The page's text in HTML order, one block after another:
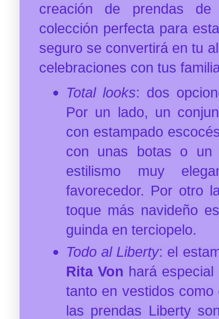
creación de prendas
colección perfecta para
seguro se convertirá en tu
celebraciones con tus
Total looks: dos
Por un lado, un
con estampado
con unas botas o un
estilismo muy
favorecedor. Por otro
toque más navideño
guinda en terciopelo.
Todo al Liberty: el
Rita Von hará
tanto en vestidos
las prendas Liberty